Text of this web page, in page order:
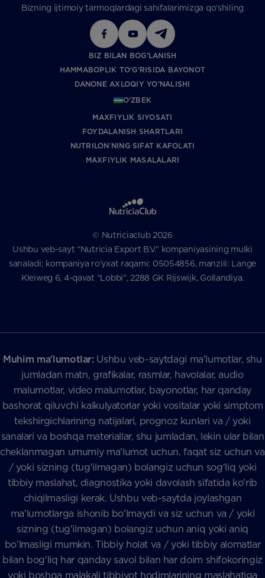
Bizning ijtimoiy tarmoqlardagi sahifalarimizga qo‘shiling
BIZ BILAN BOG’LANISH
HAMMABOPLIK TO‘G‘RISIDA BAYONOT
DANONE AXLOQIY YO’NALISHI
O‘ZBEK
MAXFIYLIK SIYOSATI
FOYDALANISH SHARTLARI
NUTRILONʼNING SIFAT KAFOLATI
MAXFIYLIK MASALALARI
© Nutriciaclub 2026
Ushbu veb-sayt “Nutricia Export B.V.” kompaniyasining mulki
sanaladi; kompaniya ro‘yxat raqami: 05054856, manzili: Lange
Kleiweg 6, 4-qavat “Lobbi”, 2288 GK Rijswijk, Gollandiya.
Muhim ma'lumotlar:Ushbu veb-saytdagi ma'lumotlar, shu
jumladan matn, grafikalar, rasmlar, havolalar, audio
malumotlar, video malumotlar, bayonotlar, har qanday
bashorat qiluvchi kalkulyatorlar yoki vositalar yoki simptom
tekshirgichlarining natijalari, prognoz kunlari va / yoki
sanalari va boshqa materiallar, shu jumladan, lekin ular bilan
cheklanmagan umumiy ma'lumot uchun. faqat siz uchun va
/ yoki sizning (tug'ilmagan) bolangiz uchun sog'liq yoki
tibbiy maslahat, diagnostika yoki davolash sifatida ko'rib
chiqilmasligi kerak. Ushbu veb-saytda joylashgan
ma'lumotlarga ishonib bo'lmaydi va siz uchun va / yoki
sizning (tug'ilmagan) bolangiz uchun aniq yoki aniq
bo’lmasligi mumkin. Tibbiy holat va / yoki tibbiy alomatlar
bilan bog'liq har qanday savol bilan har doim shifokoringiz
yoki boshqa malakali tibbiyot hodimlarining maslahatiga